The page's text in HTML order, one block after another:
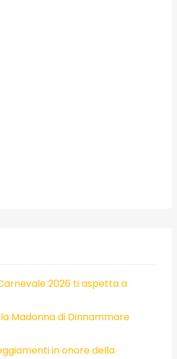
2026 ti aspetta a
Madonna di Dinnammare
in onore della